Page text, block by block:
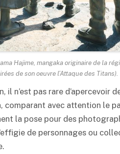
Hajime, mangaka originaire de la
de son oeuvre l’Attaque des Titans).
il n’est pas rare d’apercevoir
comparant avec attention le
la pose pour des
de personnages ou